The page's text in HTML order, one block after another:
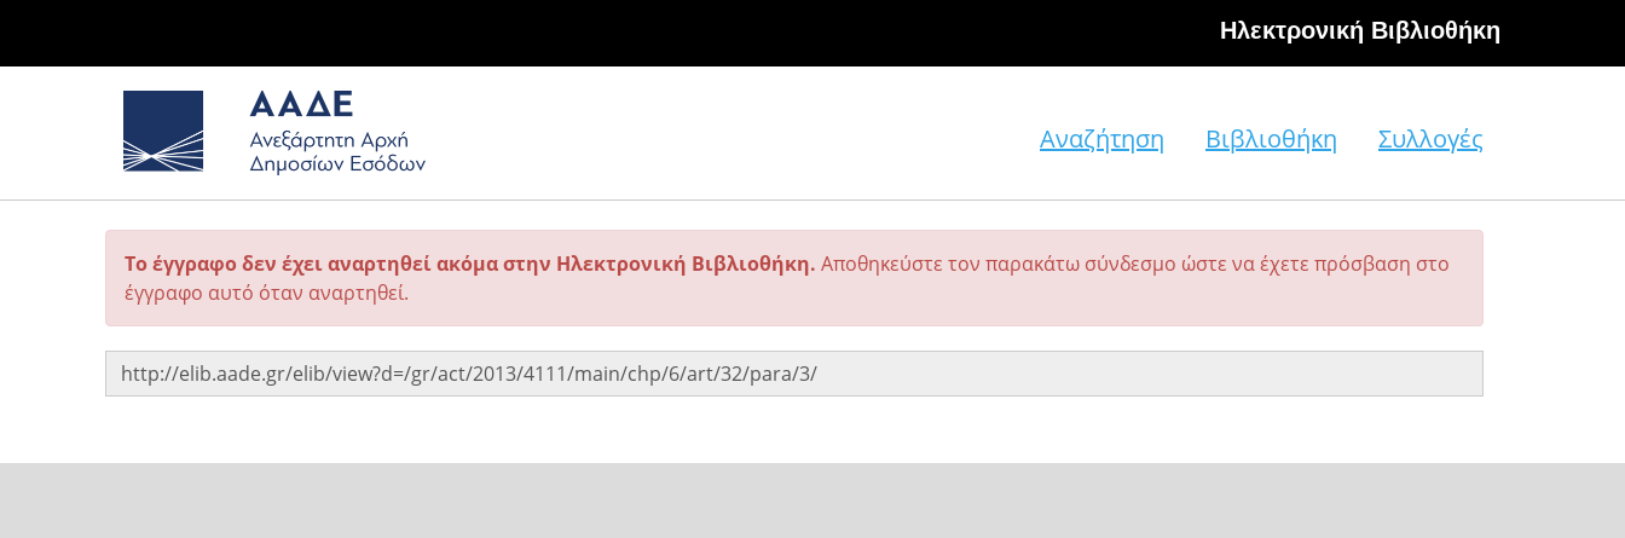
Hλεκτρονική Βιβλιοθήκη
Αναζήτηση Βιβλιοθήκη Συλλογές
Το έγγραφο δεν έχει αναρτηθεί ακόμα στην Ηλεκτρονική Βιβλιοθήκη. Αποθηκεύστε τον παρακάτω σύνδεσμο ώστε να έχετε πρόσβαση στο
έγγραφο αυτό όταν αναρτηθεί.